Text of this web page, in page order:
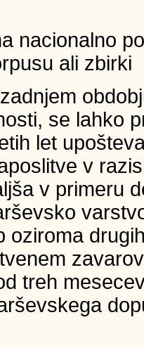
nacionalno
ali zbirki
se lahko
let
v
v primeru
oziroma
treh